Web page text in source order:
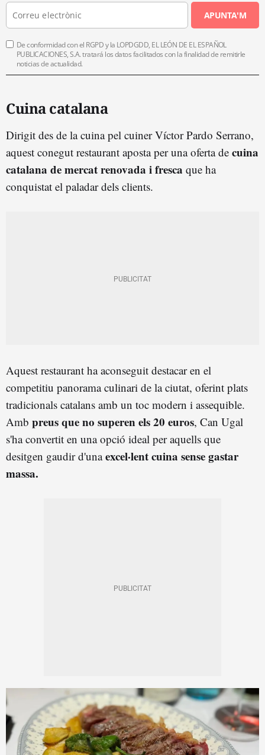
APUNTA'M
De conformidad con el RGPD y la LOPDGDD, EL LEÓN DE EL ESPAÑOL
PUBLICACIONES, S.A. tratará los datos facilitados con la finalidad de remitirle
noticias de actualidad.
Cuina catalana
Dirigit des de la cuina pel cuiner Víctor Pardo Serrano,
aquest conegut restaurant aposta per una oferta de cuina
catalana de mercat renovada i fresca que ha
conquistat el paladar dels clients.
Aquest restaurant ha aconseguit destacar en el
competitiu panorama culinari de la ciutat, oferint plats
tradicionals catalans amb un toc modern i assequible.
Amb preus que no superen els 20 euros, Can Ugal
s'ha convertit en una opció ideal per aquells que
desitgen gaudir d'unaexcel·lent cuina sense gastar
massa.